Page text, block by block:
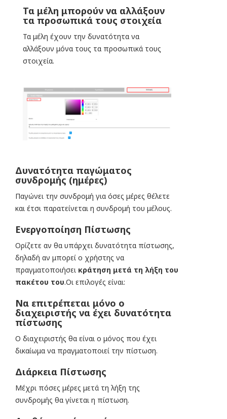
Τα μέλη μπορούν να αλλάξουν
τα προσωπικά τους στοιχεία
Τα μέλη έχουν την δυνατότητα να
αλλάξουν μόνα τους τα προσωπικά τους
στοιχεία.
Δυνατότητα παγώματος
συνδρομής (ημέρες)
Παγώνει την συνδρομή για όσες μέρες θέλετε
και έτσι παρατείνεται η συνδρομή του μέλους.
Ενεργοποίηση Πίστωσης
Ορίζετε αν θα υπάρχει δυνατότητα πίστωσης,
δηλαδή αν μπορεί ο χρήστης να
πραγματοποιήσει κράτηση μετά τη λήξη του
πακέτου του.Οι επιλογές είναι:
Να επιτρέπεται μόνο ο
διαχειριστής να έχει δυνατότητα
πίστωσης
Ο διαχειριστής θα είναι ο μόνος που έχει
δικαίωμα να πραγματοποιεί την πίστωση.
Διάρκεια Πίστωσης
Μέχρι πόσες μέρες μετά τη λήξη της
συνδρομής θα γίνεται η πίστωση.